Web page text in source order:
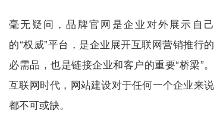
毫无疑问，品牌官网是企业对外展示自己
的“权威”平台，是企业展开互联网营销推行的
必需品，也是链接企业和客户的重要“桥梁”。
互联网时代，网站建设对于任何一个企业来说
都不可或缺。